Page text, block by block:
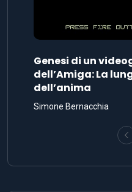
Genesi di un
dell’Amiga: La
dell’anima
Simone Bernacchia